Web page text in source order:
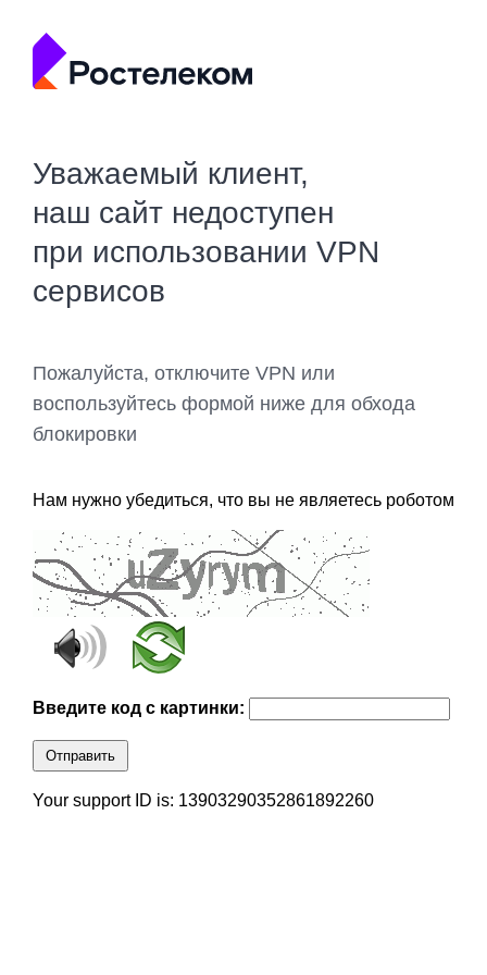
Уважаемый клиент,
наш сайт недоступен
при использовании VPN
сервисов
Пожалуйста, отключите VPN или
воспользуйтесь формой ниже для обхода
блокировки
Нам нужно убедиться, что вы не являетесь роботом
Введите код с картинки:
Отправить
Your support ID is: 13903290352861892260